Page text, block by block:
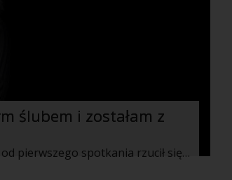
ślubem i zostałam z
Wszystko było jak w bajce – po czterech miesiącach od pierwszego spotkania rzucił się na kolana, w jednej dłoni trzymał pierścionek, a w drugiej ogromny bukiet róż. Bogaty, przystojny, pochodzący z dobrej rodziny – wydawało mi się, że złapałam Pana Boga za nogi. Wszystkie koleżanki mi zazdrościły, moi rodzice pokochali go wręcz od pierwszego wejrzenia i stale powtarzali, żebym o niego dbała, bo taka partia nie trafia się często.